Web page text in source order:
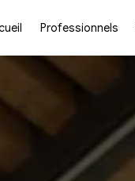
Professionnels